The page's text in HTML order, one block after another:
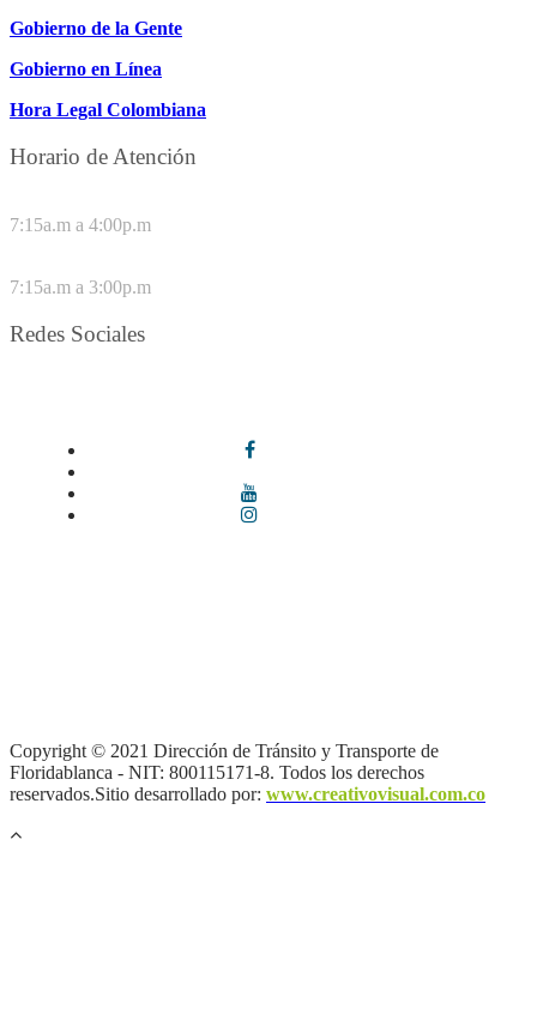
Gobierno de la Gente
Gobierno en Línea
Hora Legal Colombiana
Horario de Atención
7:15a.m a 4:00p.m
7:15a.m a 3:00p.m
Redes Sociales
Copyright © 2021 Dirección de Tránsito y Transporte de
Floridablanca - NIT: 800115171-8. Todos los derechos
reservados.Sitio desarrollado por: www.creativovisual.com.co